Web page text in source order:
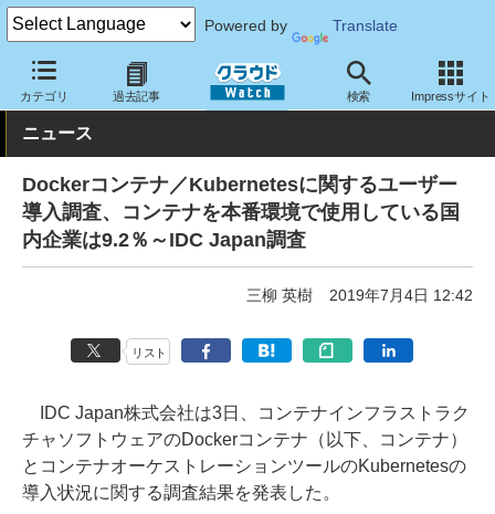
Powered by Translate
カテゴリ 過去記事 検索 Impressサイト
クラウド Watch トピック 調査・予測
ニュース
Dockerコンテナ／Kubernetesに関するユーザー
導入調査、コンテナを本番環境で使用している国
内企業は9.2％～IDC Japan調査
三柳 英樹 2019年7月4日 12:42
リスト
IDC Japan株式会社は3日、コンテナインフラストラク
チャソフトウェアのDockerコンテナ（以下、コンテナ）
とコンテナオーケストレーションツールのKubernetesの
導入状況に関する調査結果を発表した。